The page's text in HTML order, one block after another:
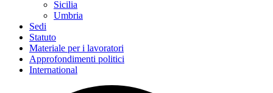
Sicilia
Umbria
Sedi
Statuto
Materiale per i lavoratori
Approfondimenti politici
International